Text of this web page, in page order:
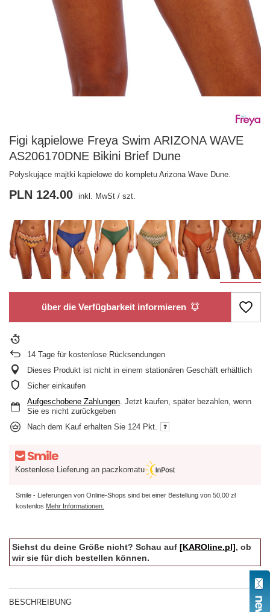
Figi kąpielowe Freya Swim ARIZONA WAVE
AS206170DNE Bikini Brief Dune
Połyskujące majtki kąpielowe do kompletu Arizona Wave Dune.
PLN 124.00 inkl. MwSt / szt.
über die Verfügbarkeit informieren
14 Tage für kostenlose Rücksendungen
Dieses Produkt ist nicht in einem stationären Geschäft erhältlich
Sicher einkaufen
Aufgeschobene Zahlungen . Jetzt kaufen, später bezahlen, wenn
Sie es nicht zurückgeben
Nach dem Kauf erhalten Sie 124 Pkt.
Kostenlose Lieferung an paczkomatu
Smile - Lieferungen von Online-Shops sind bei einer Bestellung von 50,00 zł
kostenlos Mehr Informationen.
Siehst du deine Größe nicht? Schau auf [KAROline.pl], ob
wir sie für dich bestellen können.
BESCHREIBUNG